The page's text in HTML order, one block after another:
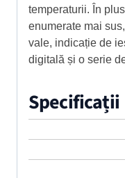
temperaturii. În
enumerate mai
vale, indicație de
digitală și o serie
Specificații